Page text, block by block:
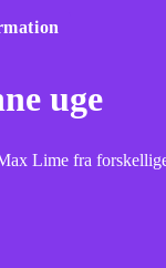
uge
Lime fra